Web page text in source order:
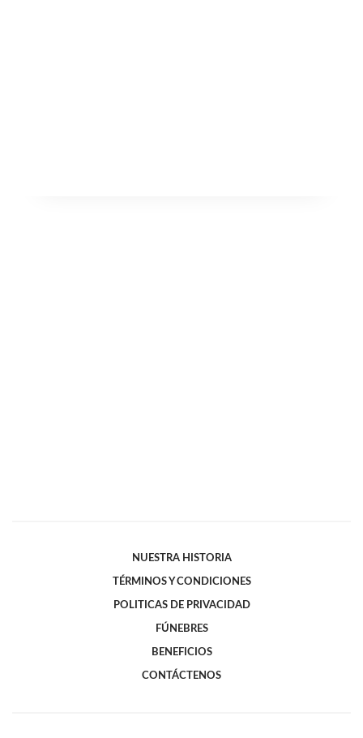
NUESTRA HISTORIA
TÉRMINOS Y CONDICIONES
POLITICAS DE PRIVACIDAD
FÚNEBRES
BENEFICIOS
CONTÁCTENOS